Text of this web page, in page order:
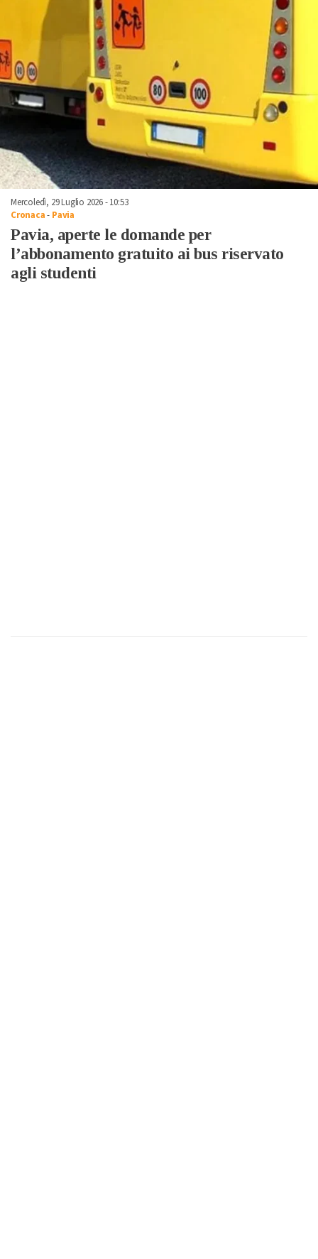
Mercoledì, 29 Luglio 2026 - 10:53
Cronaca- Pavia
Pavia, aperte le domande per
l’abbonamento gratuito ai bus riservato
agli studenti